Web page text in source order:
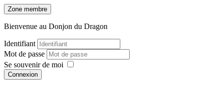
Zone membre
Bienvenue au Donjon du Dragon
Identifiant
Mot de passe
Se souvenir de moi
Connexion